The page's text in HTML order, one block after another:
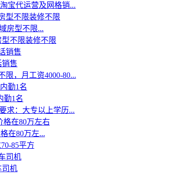
宝代运营及网格销...
房型不限...
不限装修不限
销售
限，月工资4000-80...
勤1名
求：大专以上学历...
在80万左...
85平方
司机